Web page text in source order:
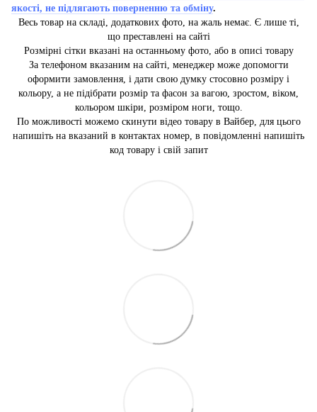
якості, не підлягають поверненню та обміну.
Весь товар на складі, додаткових фото, на жаль немає. Є лише ті,
що преставлені на сайті
Розмірні сітки вказані на останньому фото, або в описі товару
За телефоном вказаним на сайті, менеджер може допомогти
оформити замовлення, і дати свою думку стосовно розміру і
кольору, а не підібрати розмір та фасон за вагою, зростом, віком,
кольором шкіри, розміром ноги, тощо.
По можливості можемо скинути відео товару в Вайбер, для цього
напишіть на вказаний в контактах номер, в повідомленні напишіть
код товару і свій запит